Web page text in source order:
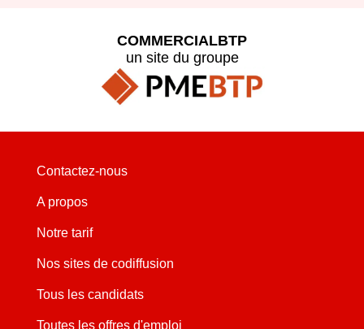
COMMERCIALBTP
un site du groupe
Contactez-nous
A propos
Notre tarif
Nos sites de codiffusion
Tous les candidats
Toutes les offres d'emploi